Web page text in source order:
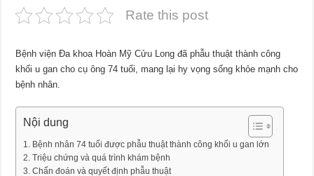
Rate this post
Bệnh viện Đa khoa Hoàn Mỹ Cửu Long đã phẫu thuật thành công
khối u gan cho cụ ông 74 tuổi, mang lại hy vọng sống khỏe mạnh cho
bệnh nhân.
Nội dung
Bệnh nhân 74 tuổi được phẫu thuật thành công khối u gan lớn
Triệu chứng và quá trình khám bệnh
Chẩn đoán và quyết định phẫu thuật